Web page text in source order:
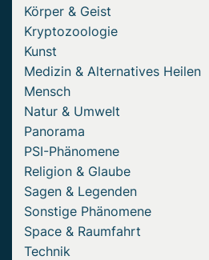
Körper & Geist
Kryptozoologie
Kunst
Medizin & Alternatives Heilen
Mensch
Natur & Umwelt
Panorama
PSI-Phänomene
Religion & Glaube
Sagen & Legenden
Sonstige Phänomene
Space & Raumfahrt
Technik